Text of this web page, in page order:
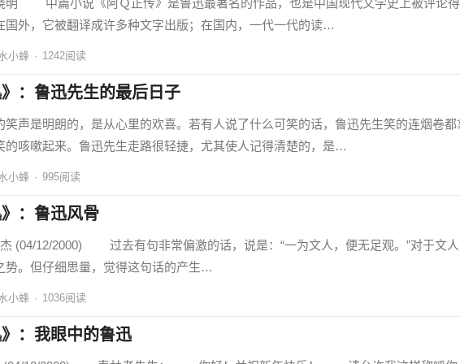
中篇小说《阿Ｑ正传》是鲁迅最著名的作品，也是中国现代文学史上被评论得
国外，它被翻译成许多种文字出版；在国内，一代一代的读…
小蜂 · 1242阅读
》：鲁迅先生的最后日子
是明朗的，是从心里的欢喜。若有人说了什么可笑的话，鲁迅先生笑的连烟卷都
的咳嗽起来。鲁迅先生走路很轻捷，尤其使人记得清楚的，是…
小蜂 · 995阅读
》：鲁迅风骨
12/2000) 过去有句非常偏激的话，说是：“一为文人，便无足观。”对于文人
势。但仔细思量，觉得这句话的产生…
小蜂 · 1036阅读
》：我眼中的鲁迅